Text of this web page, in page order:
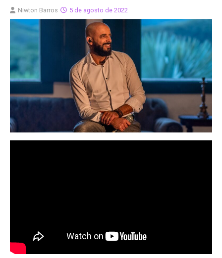
Niwton Barros 5 de agosto de 2022